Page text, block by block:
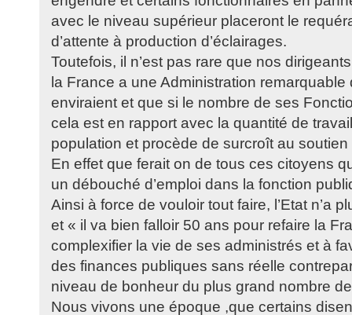
avec le niveau supérieur placeront le
d’attente à production d’éclairages.
Toutefois, il n’est pas rare que nos
la France a une Administration
enviraient et que si le nombre de ses
cela est en rapport avec la quantité de
population et procède de surcroît au soutien
En effet que ferait on de tous ces citoyens
un débouché d’emploi dans la fonction
Ainsi à force de vouloir tout faire, l’Etat n’a
et « il va bien falloir 50 ans pour refaire la
complexifier la vie de ses administrés et à
des finances publiques sans réelle
niveau de bonheur du plus grand nombre
Nous vivons une époque ,que certains